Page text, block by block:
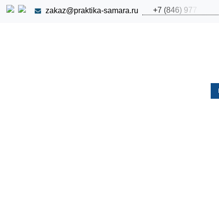
zakaz@praktika-samara.ru +7 (846) 977